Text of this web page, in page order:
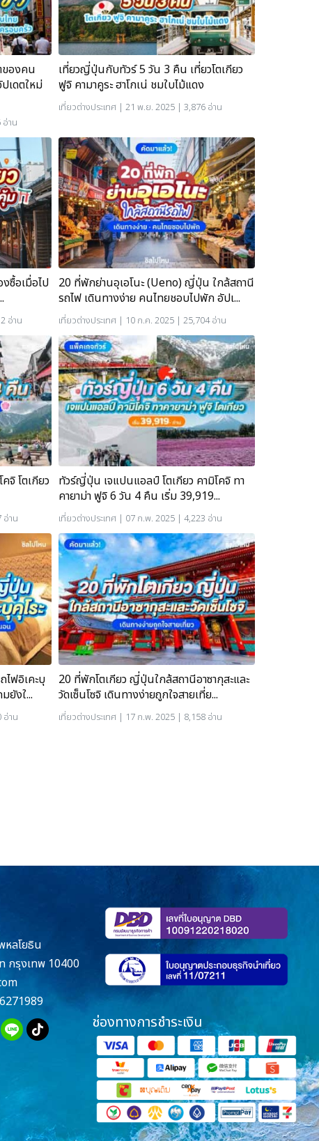
ของคน
เดตใหม่
าน
เที่ยวญี่ปุ่นกับทัวร์ 5 วัน 3 คืน เที่ยวโตเกียว
ฟูจิ คามาคูระ ฮาโกเน่ ชมใบไม้แดง
เที่ยวต่างประเทศ| 21 พ.ย. 2025 | 3,876 อ่าน
ซื้อเมื่อไป
อ่าน
20 ที่พักย่านอุเอโนะ (Ueno) ญี่ปุ่น ใกล้สถานี
รถไฟ เดินทางง่าย คนไทยชอบไปพัก อัปเ...
เที่ยวต่างประเทศ| 10 ก.ค. 2025 | 25,704 อ่าน
จิ โตเกียว
อ่าน
ทัวร์ญี่ปุ่น เจแปนแอลป์ โตเกียว คามิโคจิ ทา
คายาม่า ฟูจิ 6 วัน 4 คืน เริ่ม 39,919...
เที่ยวต่างประเทศ| 07 ก.พ. 2025 | 4,223 อ่าน
ฟอิเคะบุ
ยังใ...
อ่าน
20 ที่พักโตเกียว ญี่ปุ่นใกล้สถานีอาซากุสะและ
วัดเซ็นโซจิ เดินทางง่ายถูกใจสายเที่ย...
เที่ยวต่างประเทศ| 17 ก.พ. 2025 | 8,158 อ่าน
หลโยธิน
กรุงเทพ 10400
ช่องทางการชำระเงิน